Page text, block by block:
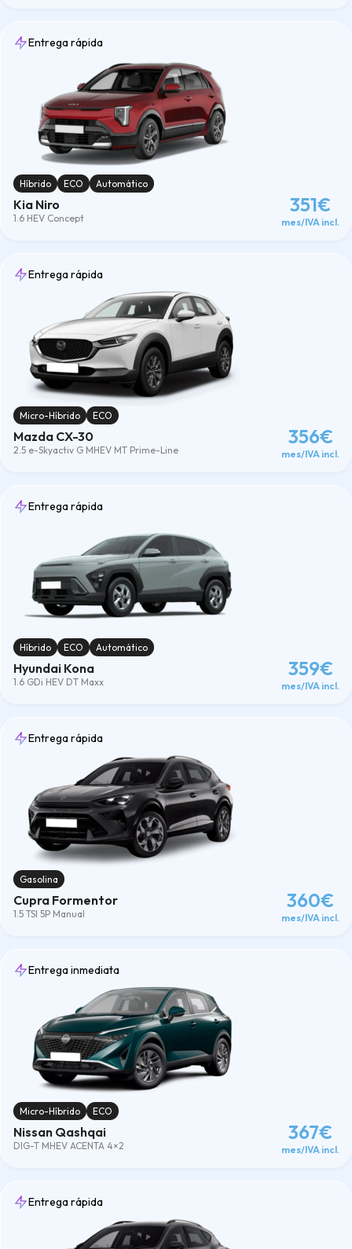
Entrega rápida
Híbrido ECO Automático
Kia Niro
1.6 HEV Concept
351€
mes/IVA incl.
Entrega rápida
Micro-Híbrido ECO
Mazda CX-30
2.5 e-Skyactiv G MHEV MT Prime-Line
356€
mes/IVA incl.
Entrega rápida
Híbrido ECO Automático
Hyundai Kona
1.6 GDi HEV DT Maxx
359€
mes/IVA incl.
Entrega rápida
Gasolina
Cupra Formentor
1.5 TSI 5P Manual
360€
mes/IVA incl.
Entrega inmediata
Micro-Híbrido ECO
Nissan Qashqai
DIG-T MHEV ACENTA 4×2
367€
mes/IVA incl.
Entrega rápida